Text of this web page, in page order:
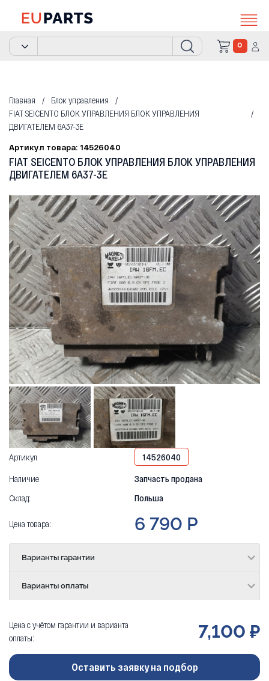
0
Главная
Блок управления
FIAT SEICENTO БЛОК УПРАВЛЕНИЯ БЛОК УПРАВЛЕНИЯ
ДВИГАТЕЛЕМ 6A37-3E
Артикул товара: 14526040
FIAT SEICENTO БЛОК УПРАВЛЕНИЯ БЛОК УПРАВЛЕНИЯ
ДВИГАТЕЛЕМ 6A37-3E
Артикул
14526040
Наличие
Запчасть продана
Склад:
Польша
Цена товара: 6 790 Р
Варианты гарантии
Варианты оплаты
Цена с учётом гарантии и варианта
оплаты:
7,100 ₽
Оставить заявку на подбор